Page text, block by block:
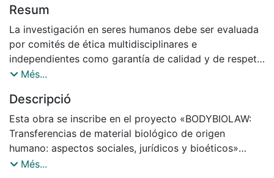
Resum
La investigación en seres humanos debe ser evaluada
por comités de ética multidisciplinares e
independientes como garantía de calidad y de respeto
por los derechos e intereses de los participantes e
Ética de Investigación (CEI), soy testigo de la
creciente tendencia a la mercantilización de muestras
biológicas de origen humano y de datos de carácter
personal. Las partes del cuerpo humano ―incluidas las
muestras biológicas― y los datos de carácter
Més...
Descripció
Esta obra se inscribe en el proyecto «BODYBIOLAW:
Transferencias de material biológico de origen
humano: aspectos sociales, jurídicos y bioéticos»
(MINECO DER 2014-57167-P).
Més...